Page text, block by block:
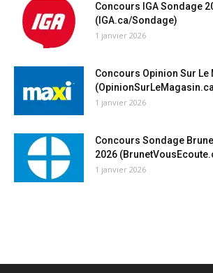
Concours IGA Sondage
(IGA.ca/Sondage)
1 janvier 2026
Concours Opinion Sur Le
1 janvier 2026
Concours Sondage
2026
1 janvier 2026